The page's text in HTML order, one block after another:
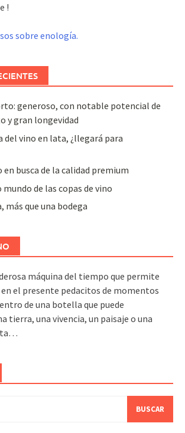
!
sobre enología.
generoso, con notable potencial de
y gran longevidad
del vino en lata, ¿llegará para
en busca de la calidad premium
de las copas de vino
más que una bodega
máquina del tiempo que permite
el presente pedacitos de momentos
de una botella que puede
tierra, una vivencia, un paisaje o una